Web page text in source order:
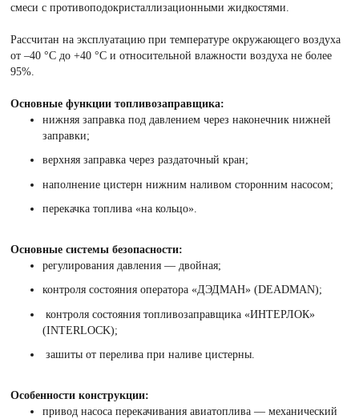
смеси с противоподокристаллизационными жидкостями.
Рассчитан на эксплуатацию при температуре окружающего воздуха
от –40 °С до +40 °С и относительной влажности воздуха не более
95%.
Основные функции топливозаправщика:
нижняя заправка под давлением через наконечник нижней
заправки;
верхняя заправка через раздаточный кран;
наполнение цистерн нижним наливом сторонним насосом;
перекачка топлива «на кольцо».
Основные системы безопасности:
регулирования давления — двойная;
контроля состояния оператора «ДЭДМАН» (DЕАDМАN);
контроля состояния топливозаправщика «ИНТЕРЛОК»
(INTERLOCK);
зашиты от перелива при наливе цистерны.
Особенности конструкции:
привод насоса перекачивания авиатоплива — механический